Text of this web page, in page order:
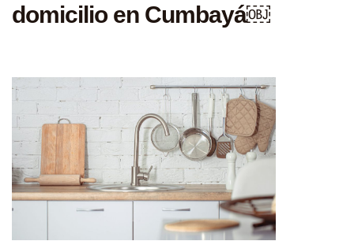
domicilio en Cumbayá￼